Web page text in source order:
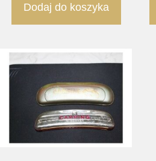
Dodaj do koszyka